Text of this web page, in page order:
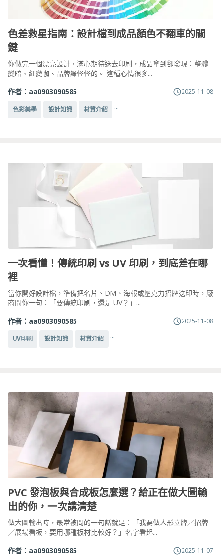
色差救星指南：設計檔到成品顏色不翻車的關
鍵
你做完一個漂亮設計，滿心期待送去印刷，成品拿到卻發現：整體
變暗、紅變咖、品牌綠怪怪的。 這種心情很多...
作者： aa0903090585 2025-11-08
色彩美學 設計知識 材質介紹 ...
一次看懂！傳統印刷 vs UV 印刷，到底差在哪
裡
當你開好設計檔，準備把名片、DM、海報或壓克力招牌送印時，廠
商問你一句：「要傳統印刷，還是 UV？」...
作者： aa0903090585 2025-11-08
UV印刷 設計知識 材質介紹 ...
PVC 發泡板與合成板怎麼選？給正在做大圖輸
出的你，一次講清楚
做大圖輸出時，最常被問的一句話就是：「我要做人形立牌／招牌
／展場看板，要用哪種板材比較好？」名字看起...
作者： aa0903090585 2025-11-07